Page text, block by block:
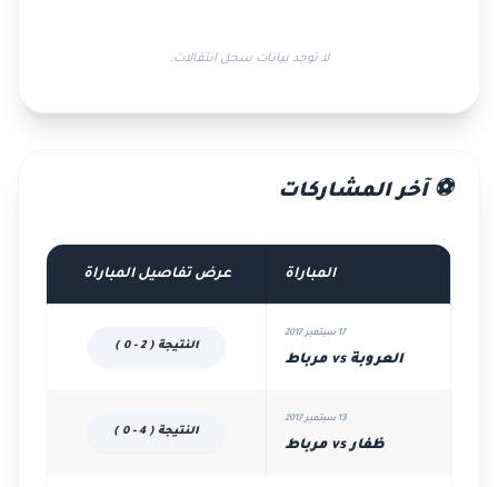
لا توجد بيانات سجل انتقالات.
⚽ آخر المشاركات
المباراة عرض تفاصيل المباراة
17 سبتمبر 2017
العروبة vs مرباط
النتيجة ( 2 - 0 )
13 سبتمبر 2017
ظفار vs مرباط
النتيجة ( 4 - 0 )